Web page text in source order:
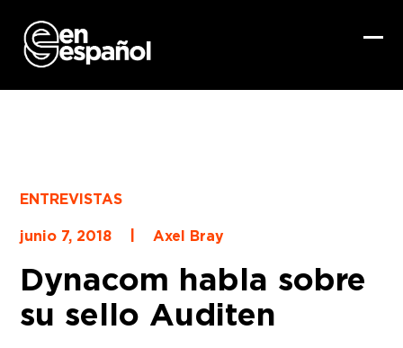
content
ENTREVISTAS
junio 7, 2018
| Axel Bray
Dynacom habla sobre
su sello Auditen